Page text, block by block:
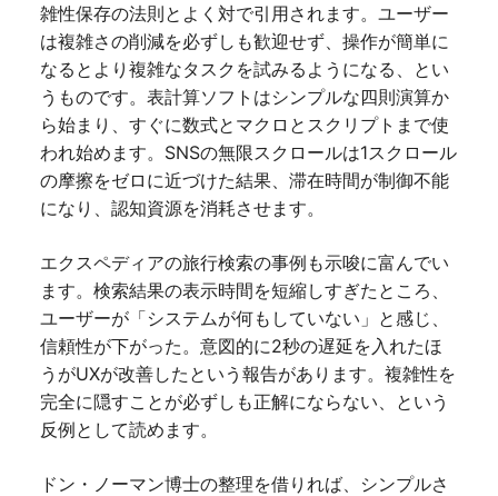
雑性保存の法則とよく対で引用されます。ユーザー
は複雑さの削減を必ずしも歓迎せず、操作が簡単に
なるとより複雑なタスクを試みるようになる、とい
うものです。表計算ソフトはシンプルな四則演算か
ら始まり、すぐに数式とマクロとスクリプトまで使
われ始めます。SNSの無限スクロールは1スクロール
の摩擦をゼロに近づけた結果、滞在時間が制御不能
になり、認知資源を消耗させます。
エクスペディアの旅行検索の事例も示唆に富んでい
ます。検索結果の表示時間を短縮しすぎたところ、
ユーザーが「システムが何もしていない」と感じ、
信頼性が下がった。意図的に2秒の遅延を入れたほ
うがUXが改善したという報告があります。複雑性を
完全に隠すことが必ずしも正解にならない、という
反例として読めます。
ドン・ノーマン博士の整理を借りれば、シンプルさ